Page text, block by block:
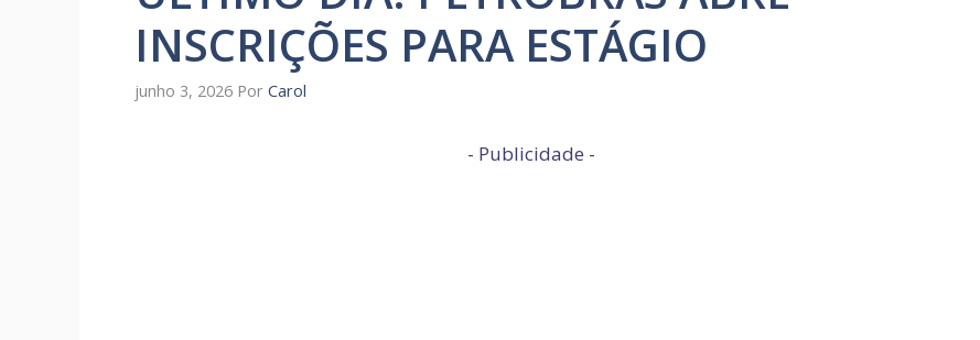
INSCRIÇÕES PARA ESTÁGIO
junho 3, 2026 Por Carol
- Publicidade -